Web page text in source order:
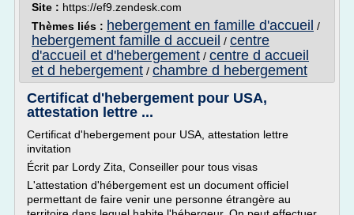
Site : https://ef9.zendesk.com
Thèmes liés : hebergement en famille d'accueil /
hebergement famille d accueil / centre
d'accueil et d'hebergement / centre d accueil
et d hebergement / chambre d hebergement
Certificat d'hebergement pour USA,
attestation lettre ...
Certificat d'hebergement pour USA, attestation lettre
invitation
Écrit par Lordy Zita, Conseiller pour tous visas
L'attestation d'hébergement est un document officiel
permettant de faire venir une personne étrangère au